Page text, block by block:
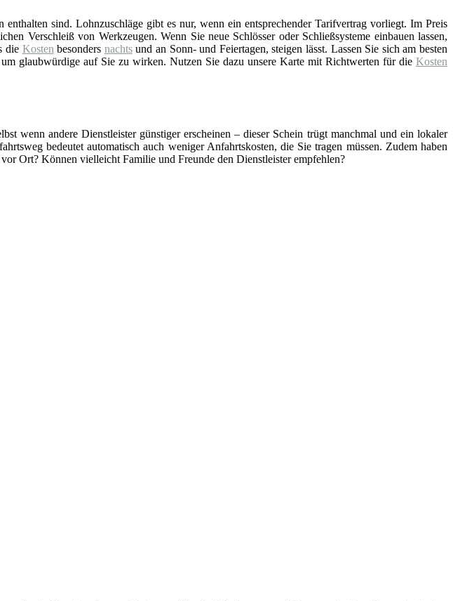
sind. Lohnzuschläge gibt es nur, wenn ein entsprechender Tarifvertrag vorliegt. Im Preis
Verschleiß von Werkzeugen. Wenn Sie neue Schlösser oder Schließsysteme einbauen lassen,
die Kostenbesonders nachtsund an Sonn- und Feiertagen, steigen lässt. Lassen Sie sich am besten
um glaubwürdige auf Sie zu wirken. Nutzen Sie dazu unsere Karte mit Richtwerten für die Kosten
wenn andere Dienstleister günstiger erscheinen – dieser Schein trügt manchmal und ein lokaler
bedeutet automatisch auch weniger Anfahrtskosten, die Sie tragen müssen. Zudem haben
Ort? Können vielleicht Familie und Freunde den Dienstleister empfehlen?